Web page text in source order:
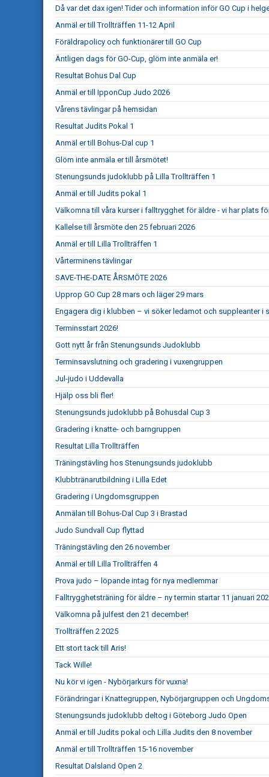
Då var det dax igen! Tider och information inför GO Cup i
Anmäl er till Trollträffen 11-12 April
Föräldrapolicy och funktionärer till GO Cup
Äntligen dags för GO-Cup, glöm inte anmäla er!
Resultat Bohus Dal Cup
Anmäl er till IpponCup Judo 2026
Vårens tävlingar på hemsidan
Resultat Judits Pokal 1
Anmäl er till Bohus-Dal cup 1
Glöm inte anmäla er till årsmötet!
Stenungsunds judoklubb på Lilla Trollträffen 1
Anmäl er till Judits pokal 1
Välkomna till våra kurser i falltrygghet för äldre - vi har plats
Kallelse till årsmöte den 25 februari 2026
Anmäl er till Lilla Trollträffen 1
Vårterminens tävlingar
SAVE-THE-DATE ÅRSMÖTE 2026
Upprop GO Cup 28 mars och läger 29 mars
Engagera dig i klubben – vi söker ledamot och suppleanter i
Terminsstart 2026!
Gott nytt år från Stenungsunds Judoklubb
Terminsavslutning och gradering i vuxengruppen
Jul-judo i Uddevalla
Hjälp oss bli fler!
Stenungsunds judoklubb på Bohusdal Cup 3
Gradering i knatte- och barngruppen
Resultat Lilla Trollträffen
Träningstävling hos Stenungsunds judoklubb
Klubbtränarutbildning i Lilla Edet
Gradering i Ungdomsgruppen
Anmälan till Bohus-Dal Cup 3 i Brastad
Judo Sundvall Cup flyttad
Träningstävling den 26 november
Anmäl er till Lilla Trollträffen 4
Prova judo – löpande intag för nya medlemmar
Falltrygghetsträning för äldre – ny termin startar 11 januari
Välkomna på julfest den 21 december!
Trollträffen 2 2025
Ett stort tack till Aris!
Tack Wille!
Nu kör vi igen - Nybörjarkurs för vuxna!
Förändringar i Knattegruppen, Nybörjargruppen och
Stenungsunds judoklubb deltog i Göteborg Judo Open
Anmäl er till Judits pokal och Lilla Judits den 8 november
Anmäl er till Trollträffen 15-16 november
Resultat Dalsland Open 2